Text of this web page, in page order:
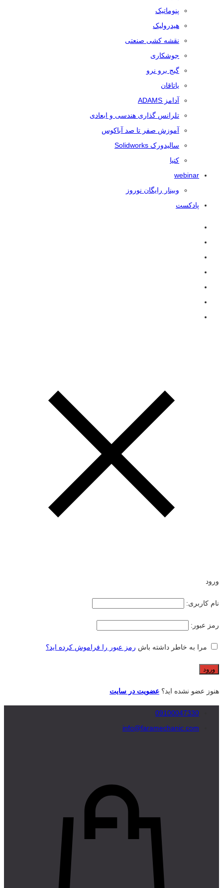
پنوماتیک
هیدرولیک
نقشه کشی صنعتی
جوشکاری
گیج برو نرو
یاتاقان
آدامز ADAMS
تلرانس‌ گذاری هندسی و ابعادی
آموزش صفر تا صد آباکوس
سالیدورک Solidworks
کتیا
webinar
وبینار رایگان نوروز
پادکست
ورود
نام کاربری:
رمز عبور:
مرا به خاطر داشته باش رمز عبور را فراموش کرده اید؟
هنوز عضو نشده اید؟ عضویت در سایت
09100047330
info@faramechanic.com